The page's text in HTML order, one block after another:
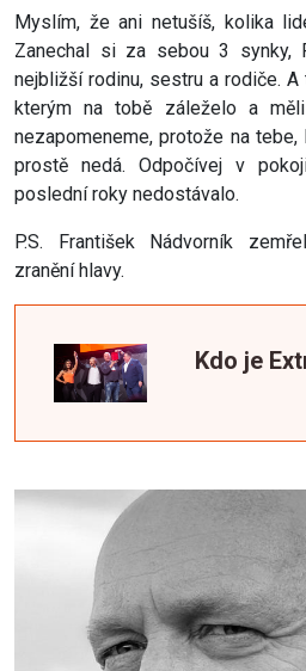
Myslím, že ani netušíš, kolika
Zanechal si za sebou 3 synky,
nejbližší rodinu, sestru a rodiče.
kterým na tobě záleželo a
nezapomeneme, protože na
prostě nedá. Odpočívej v
poslední roky nedostávalo.
P.S. František Nádvorník
zranění hlavy.
Kdo je